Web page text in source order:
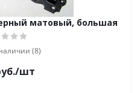
матовый, большая
(8)
/шт